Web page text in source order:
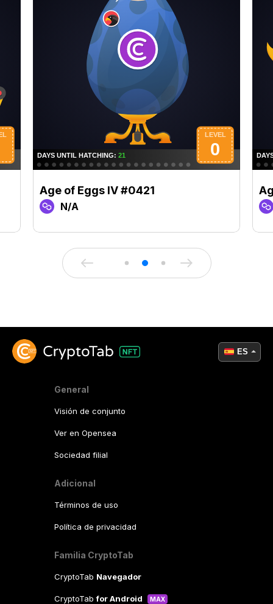
Age of Eggs IV #0421
N/A
General
Visión de conjunto
Ver en Opensea
Sociedad filial
Adicional
Términos de uso
Política de privacidad
Familia CryptoTab
CryptoTab Navegador
CryptoTabfor Android MAX
ES